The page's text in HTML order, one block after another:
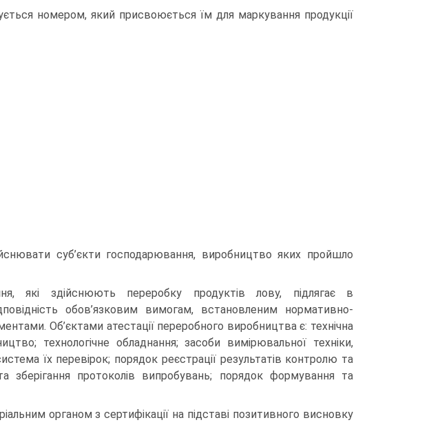
номером, який присвоюється їм для маркування продукції
суб’єкти господарювання, виробництво яких пройшло
які здійснюють переробку продуктів лову, підлягає в
обов’язковим вимогам, встановленим нормативно-
Об’єктами атестації переробного виробництва є: технічна
технологічне обладнання; засоби вимірювальної техніки,
їх перевірок; порядок реєстрації результатів контролю та
зберігання протоколів випробувань; порядок формування та
органом з сертифікації на підставі позитивного висновку